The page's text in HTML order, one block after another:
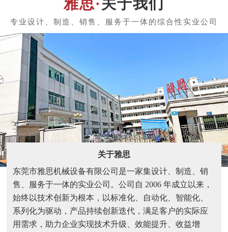
关于我们
关于雅思
东莞市雅思机械设备有限公司是一家集设计、制造、销
售、服务于一体的实业公司。公司自 2006 年成立以来，
始终以技术创新为根本，以标准化、自动化、智能化、
系列化为驱动，产品持续创新迭代，满足客户的实际应
用需求，助力企业实现技术升级、效能提升、收益增